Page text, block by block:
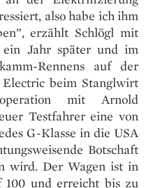
also habe ich ihm
erzählt Schlögl mit
ein Jahr später und im
Rennens auf der
beim Stanglwirt
mit Arnold
Testfahrer eine von
G-Klasse in die USA
Botschaft
wird. Der Wagen ist in
100 und erreicht bis zu